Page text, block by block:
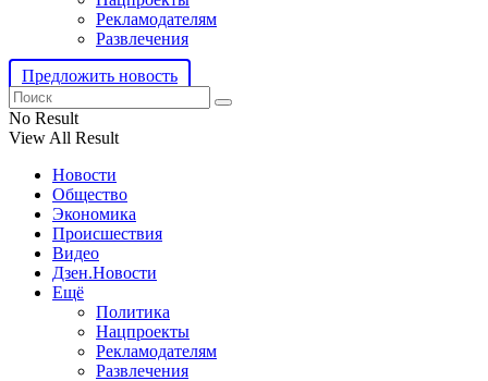
Рекламодателям
Развлечения
Предложить новость
No Result
View All Result
Новости
Общество
Экономика
Происшествия
Видео
Дзен.Новости
Ещё
Политика
Нацпроекты
Рекламодателям
Развлечения